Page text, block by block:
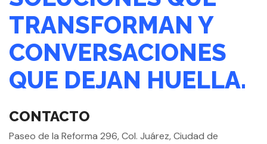
TRANSFORMAN Y
CONVERSACIONES
QUE DEJAN HUELLA.
CONTACTO
Paseo de la Reforma 296, Col. Juárez, Ciudad de